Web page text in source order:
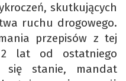
skutkujących
ruchu drogowego.
przepisów z tej
lat od ostatniego
się stanie, mandat